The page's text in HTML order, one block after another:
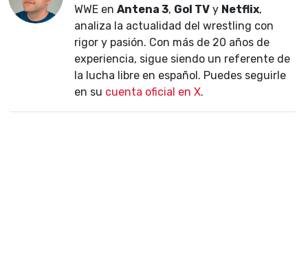
WWE en Antena 3, Gol TV y Netflix,
analiza la actualidad del wrestling con
rigor y pasión. Con más de 20 años de
experiencia, sigue siendo un referente de
la lucha libre en español. Puedes seguirle
en su cuenta oficial en X.